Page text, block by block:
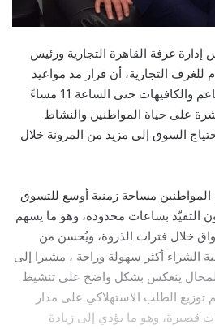
غرفة القاهرة التجارية ورئيس
للغرف التجارية، أن قرار مد مواعيد
غلق المحال التجارية والمطاعم والكافيهات حتى الساعة 11 مساءً
على حياة المواطنين والنشاط
السوق إلى مزيد من المرونة خلال
المواطنين مساحة زمنية أوسع للتسوق
التقيّد بساعات محدودة، وهو ما يسهم
خلال فترات الذروة، ويُحسن من
الشراء أكثر سهولة وراحة ، مشيرا إلى
ينعكس بشكل واضح على تنشيط
توزيع الطلب الاستهلاكي على مدار
قصيرة، وهو ما يؤدي إلى زيادة